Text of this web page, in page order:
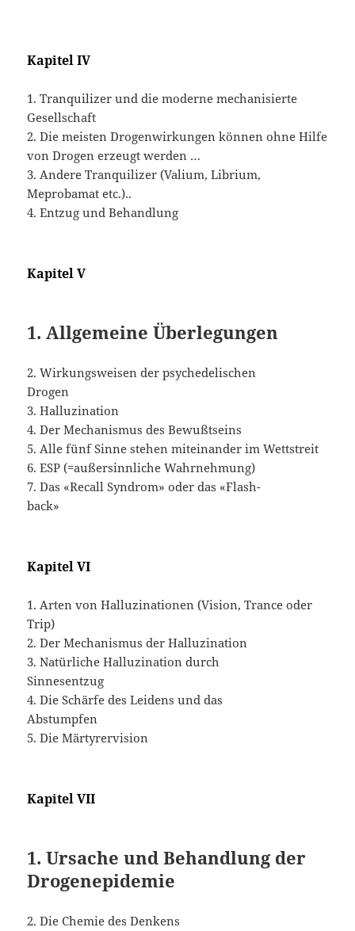
Kapitel IV
1. Tranquilizer und die moderne mechanisierte
Gesellschaft
2. Die meisten Drogenwirkungen können ohne Hilfe
von Drogen erzeugt werden …
3. Andere Tranquilizer (Valium, Librium,
Meprobamat etc.)..
4. Entzug und Behandlung
Kapitel V
1. Allgemeine Überlegungen
2. Wirkungsweisen der psychedelischen
Drogen
3. Halluzination
4. Der Mechanismus des Bewußtseins
5. Alle fünf Sinne stehen miteinander im Wettstreit
6. ESP (=außersinnliche Wahrnehmung)
7. Das «Recall Syndrom» oder das «Flash-
back»
Kapitel VI
1. Arten von Halluzinationen (Vision, Trance oder
Trip)
2. Der Mechanismus der Halluzination
3. Natürliche Halluzination durch
Sinnesentzug
4. Die Schärfe des Leidens und das
Abstumpfen
5. Die Märtyrervision
Kapitel VII
1. Ursache und Behandlung der
Drogenepidemie
2. Die Chemie des Denkens